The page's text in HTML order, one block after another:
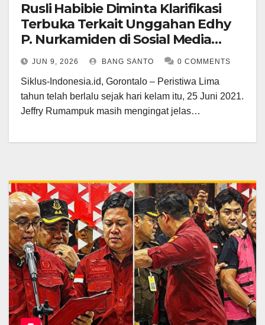
Rusli Habibie Diminta Klarifikasi
Terbuka Terkait Unggahan Edhy
P. Nurkamiden di Sosial Media
Dalam Kasus Pembacokan
Jurnalis 2021
JUN 9, 2026 BANG SANTO 0 COMMENTS
Siklus-Indonesia.id, Gorontalo – Peristiwa Lima
tahun telah berlalu sejak hari kelam itu, 25 Juni 2021.
Jeffry Rumampuk masih mengingat jelas…